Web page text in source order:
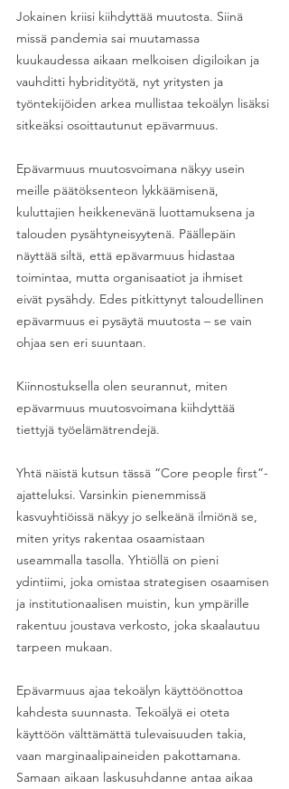
Jokainen kriisi kiihdyttää muutosta. Siinä
missä pandemia sai muutamassa
kuukaudessa aikaan melkoisen digiloikan ja
vauhditti hybridityötä, nyt yritysten ja
työntekijöiden arkea mullistaa tekoälyn lisäksi
sitkeäksi osoittautunut epävarmuus.
Epävarmuus muutosvoimana näkyy usein
meille päätöksenteon lykkäämisenä,
kuluttajien heikkenevänä luottamuksena ja
talouden pysähtyneisyytenä. Päällepäin
näyttää siltä, että epävarmuus hidastaa
toimintaa, mutta organisaatiot ja ihmiset
eivät pysähdy. Edes pitkittynyt taloudellinen
epävarmuus ei pysäytä muutosta – se vain
ohjaa sen eri suuntaan.
Kiinnostuksella olen seurannut, miten
epävarmuus muutosvoimana kiihdyttää
tiettyjä työelämätrendejä.
Yhtä näistä kutsun tässä “Core people first”-
ajatteluksi. Varsinkin pienemmissä
kasvuyhtiöissä näkyy jo selkeänä ilmiönä se,
miten yritys rakentaa osaamistaan
useammalla tasolla. Yhtiöllä on pieni
ydintiimi, joka omistaa strategisen osaamisen
ja institutionaalisen muistin, kun ympärille
rakentuu joustava verkosto, joka skaalautuu
tarpeen mukaan.
Epävarmuus ajaa tekoälyn käyttöönottoa
kahdesta suunnasta. Tekoälyä ei oteta
käyttöön välttämättä tulevaisuuden takia,
vaan marginaalipaineiden pakottamana.
Samaan aikaan laskusuhdanne antaa aikaa